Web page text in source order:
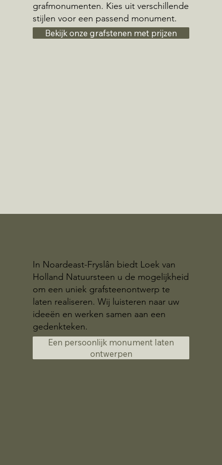
grafmonumenten. Kies uit verschillende
stijlen voor een passend monument.
Bekijk onze grafstenen met prijzen
In Noardeast-Fryslân biedt Loek van
Holland Natuursteen u de mogelijkheid
om een uniek grafsteenontwerp te
laten realiseren. Wij luisteren naar uw
ideeën en werken samen aan een
gedenkteken.
Een persoonlijk monument laten
ontwerpen